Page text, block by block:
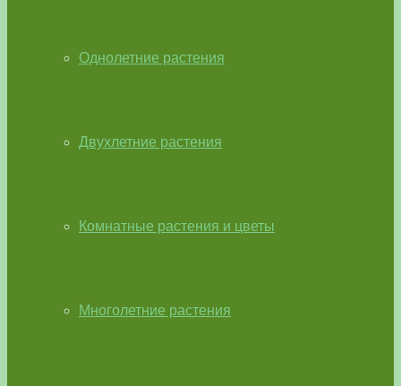
Однолетние растения
Двухлетние растения
Комнатные растения и цветы
Многолетние растения